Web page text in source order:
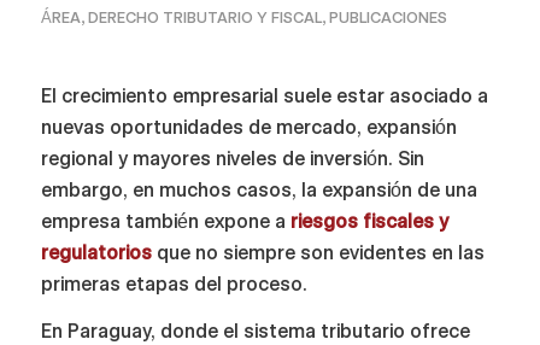
ÁREA, DERECHO TRIBUTARIO Y FISCAL, PUBLICACIONES
El crecimiento empresarial suele estar asociado a
nuevas oportunidades de mercado, expansión
regional y mayores niveles de inversión. Sin
embargo, en muchos casos, la expansión de una
empresa también expone a riesgos fiscales y
regulatoriosque no siempre son evidentes en las
primeras etapas del proceso.
En Paraguay, donde el sistema tributario ofrece